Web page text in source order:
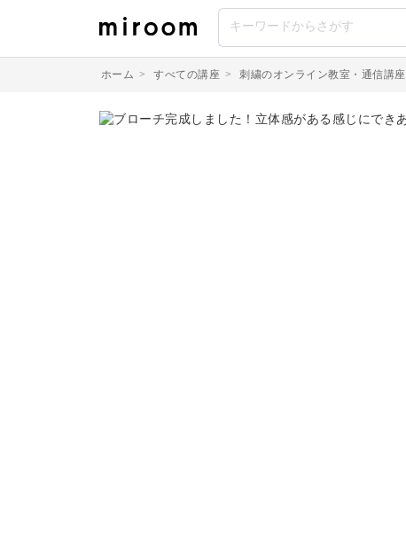
ホーム > すべての講座 > 刺繍のオンライン教室・通信講座